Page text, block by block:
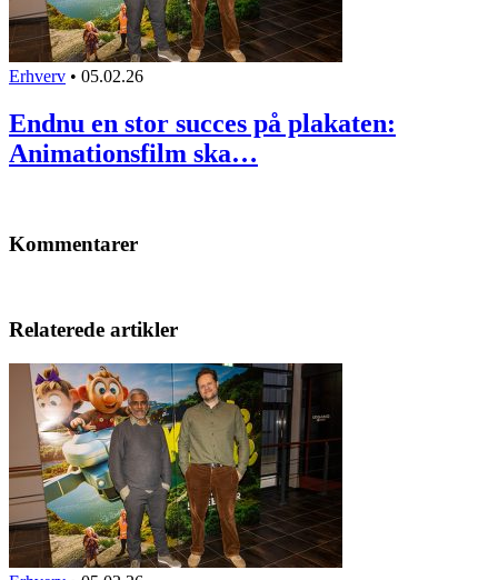
Erhverv • 05.02.26
Endnu en stor succes på plakaten:
Animationsfilm ska…
Kommentarer
Relaterede artikler